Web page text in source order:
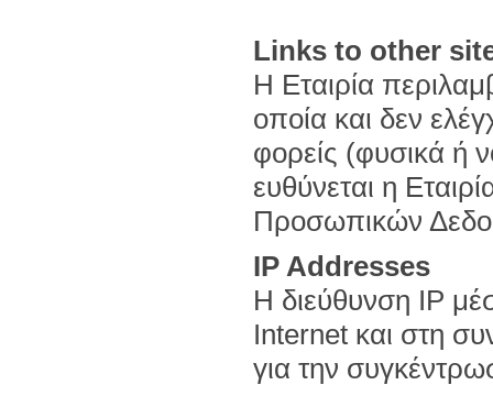
Links to other
Η Εταιρία
οποία και δεν
φορείς (φυσικά ή
ευθύνεται η
Προσωπικών
IP Addresses
H διεύθυνση IP
Internet και στη
για την